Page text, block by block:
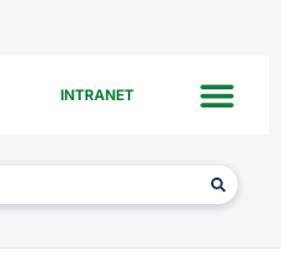
INTRANET